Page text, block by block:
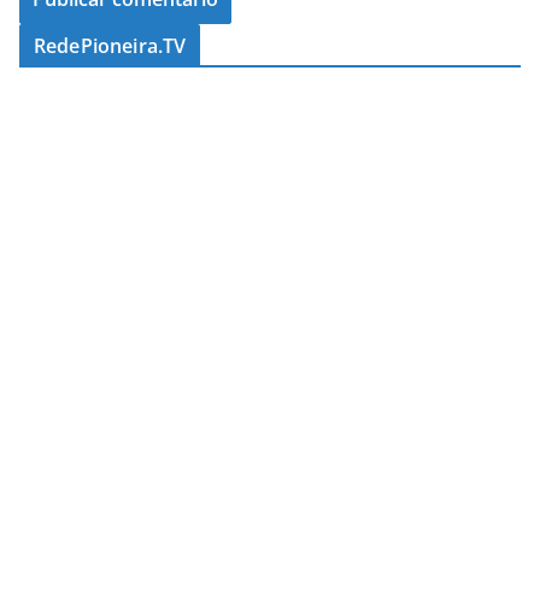
RedePioneira.TV